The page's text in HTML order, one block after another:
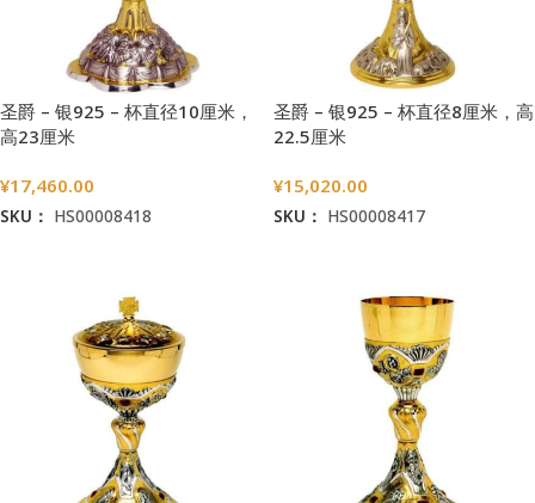
圣爵 – 银925 – 杯直径10厘米，
高23厘米
¥17,460.00
SKU： HS00008418
圣爵 – 银925 – 杯直径8厘米，高
22.5厘米
¥15,020.00
SKU： HS00008417